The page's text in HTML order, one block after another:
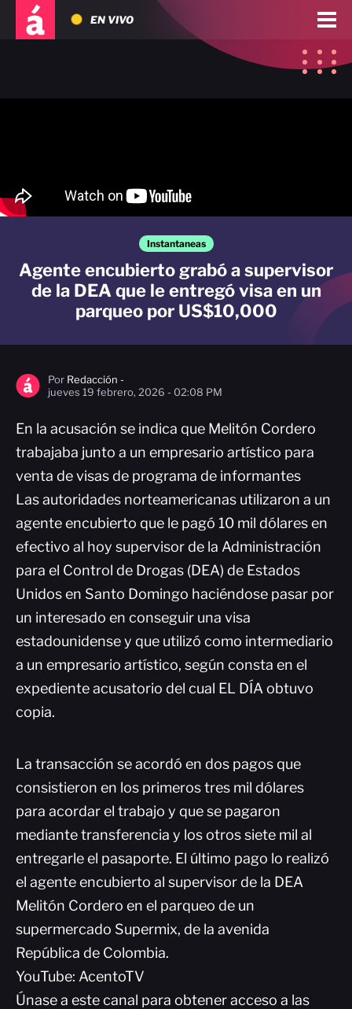
EN VIVO
Instantaneas
Agente encubierto grabó a supervisor
de la DEA que le entregó visa en un
parqueo por US$10,000
Por Redacción -
jueves 19 febrero, 2026 - 02:08 PM
En la acusación se indica que Melitón Cordero
trabajaba junto a un empresario artístico para
venta de visas de programa de informantes
Las autoridades norteamericanas utilizaron a un
agente encubierto que le pagó 10 mil dólares en
efectivo al hoy supervisor de la Administración
para el Control de Drogas (DEA) de Estados
Unidos en Santo Domingo haciéndose pasar por
un interesado en conseguir una visa
estadounidense y que utilizó como intermediario
a un empresario artístico, según consta en el
expediente acusatorio del cual EL DÍA obtuvo
copia.
La transacción se acordó en dos pagos que
consistieron en los primeros tres mil dólares
para acordar el trabajo y que se pagaron
mediante transferencia y los otros siete mil al
entregarle el pasaporte. El último pago lo realizó
el agente encubierto al supervisor de la DEA
Melitón Cordero en el parqueo de un
supermercado Supermix, de la avenida
República de Colombia.
YouTube: AcentoTV
Únase a este canal para obtener acceso a las